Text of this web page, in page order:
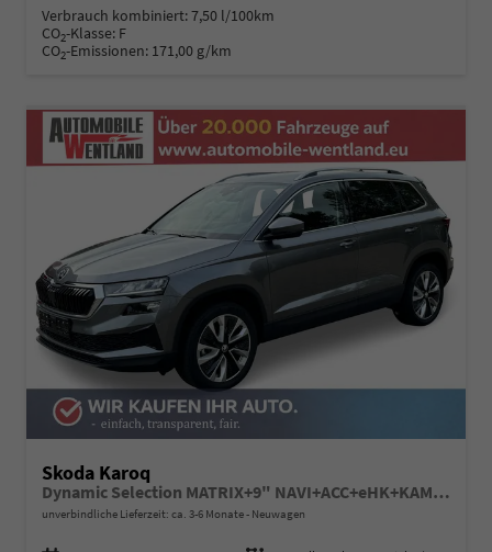
Verbrauch kombiniert:7,50 l/100km
CO2-Klasse: F
CO2-Emissionen: 171,00 g/km
Skoda Karoq
Dynamic Selection MATRIX+9" NAVI+ACC+eHK+KAMERA+SHZ+18" ALU
unverbindliche Lieferzeit: ca. 3-6 Monate Neuwagen